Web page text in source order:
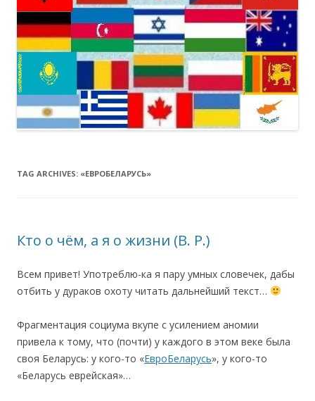
TAG ARCHIVES: «ЕВРОБЕЛАРУСЬ»
Кто о чём, а я о жизни (В. Р.)
Всем привет! Употреблю-ка я пару умных словечек, дабы
отбить у дураков охоту читать дальнейший текст…
Фрагментация социума вкупе с усилением аномии
привела к тому, что (почти) у каждого в этом веке была
своя Беларусь: у кого-то «ЕвроБеларусь», у кого-то
«Беларусь еврейская»…